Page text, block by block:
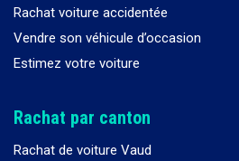
Rachat voiture accidentée
Vendre son véhicule d’occasion
Estimez votre voiture
Rachat par canton
Rachat de voiture Vaud